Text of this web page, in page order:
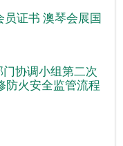
员证书 澳琴会展国
协调小组第二次
防火安全监管流程